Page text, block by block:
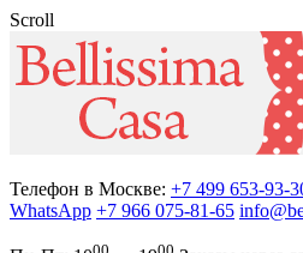
Scroll
Телефон в Москве: +7 499 653-93-
WhatsApp +7 966 075-81-65